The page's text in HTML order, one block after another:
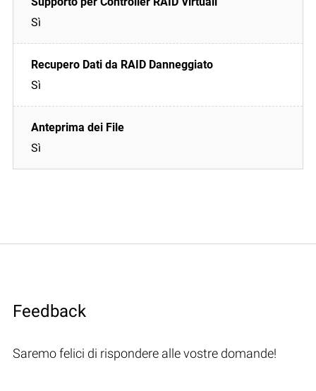
Sì
Sì
Sì
Feedback
Saremo felici di rispondere alle vostre domande!